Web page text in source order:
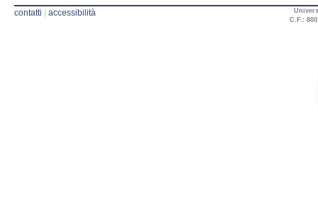
contatti accessibilità
C.F.: